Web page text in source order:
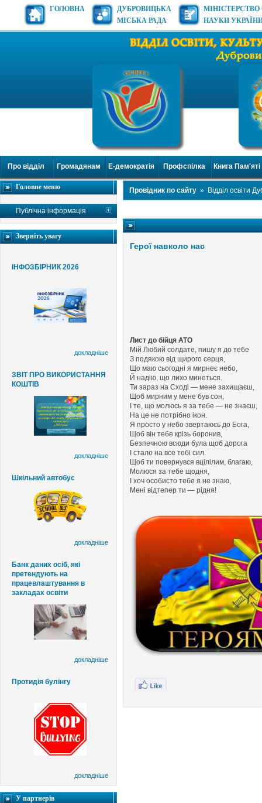
ГОЛОВНА
ДУБРОВИЦЬКА
МІСЬКА РАДА
МІНІСТЕРСТВО
НАУКИ
Про відділ Громадянам Е-демократія Профспілка Книга Пам'яті
Головне меню
Публічна інформація
Зверніть увагу
ІНФОЗБІРНИК 2026
докладніше
ЗВІТ ПРО ВИКОРИСТАННЯ
КОШТІВ
докладніше
Шкільний автобус
докладніше
Банк даних осіб, які
претендують на
працевлаштування в
закладах освіти
докладніше
Протидія булінгу
докладніше
У партнерів
Провідник по сайту » Відділ освіти
Герої навколо нас
Лист до бійця АТО
Мій Любий солдате, пишу я до тебе
З подякою від щирого серця,
Що маю сьогодні я мирнеє небо,
Й надію, що лихо минеться.
Ти зараз на Сході — мене захищаєш,
Щоб мирним у мене був сон,
І те, що молюсь я за тебе — не знаєш,
На це не потрібно ікон.
Я просто у небо звертаюсь до Бога,
Щоб він тебе крізь боронив,
Безпечною всюди була щоб дорога
І стало на все тобі сил.
Щоб ти повернувся вцілілим, благаю,
Молюся за тебе щодня,
І хоч особисто тебе я не знаю,
Мені відтепер ти — рідня!